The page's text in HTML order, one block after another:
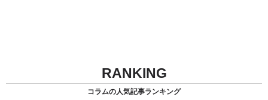
RANKING
コラムの人気記事ランキング